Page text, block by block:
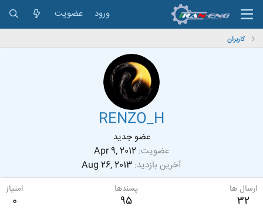
ورود عضویت
کاربران
RENZO_H
عضو جدید
عضویت Apr 9, 2012
آخرین بازدید Aug 26, 2013
ارسال ها
32
پسندها
95
امتیاز
0